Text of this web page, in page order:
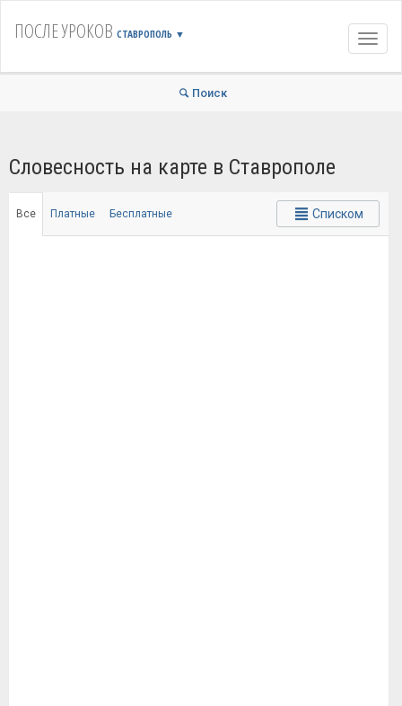
ПОСЛЕ УРОКОВ СТАВРОПОЛЬ ▼
Поиск
Словесность на карте в Ставрополе
Все Платные Бесплатные Списком